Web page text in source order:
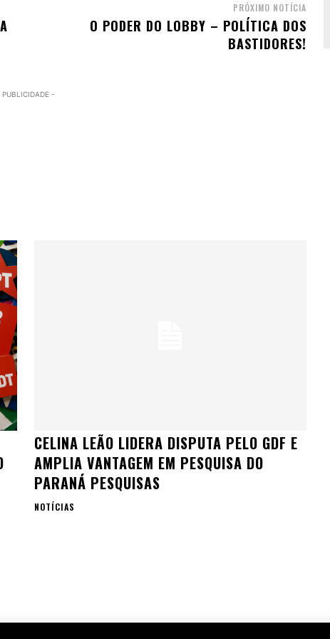
PRÓXIMO NOTÍCIA
O PODER DO LOBBY – POLÍTICA DOS
BASTIDORES!
PUBLICIDADE -
CELINA LEÃO LIDERA DISPUTA PELO GDF E
AMPLIA VANTAGEM EM PESQUISA DO
PARANÁ PESQUISAS
NOTÍCIAS